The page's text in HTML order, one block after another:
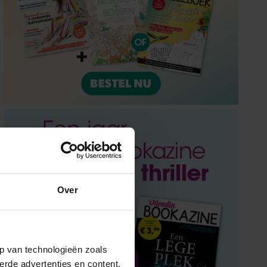
Over
van technologieën zoals
advertenties en content,